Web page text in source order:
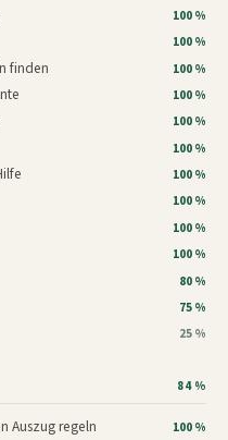
100 %
100 %
finden 100 %
100 %
100 %
100 %
100 %
100 %
100 %
100 %
80 %
75 %
25 %
84 %
Auszug regeln 100 %